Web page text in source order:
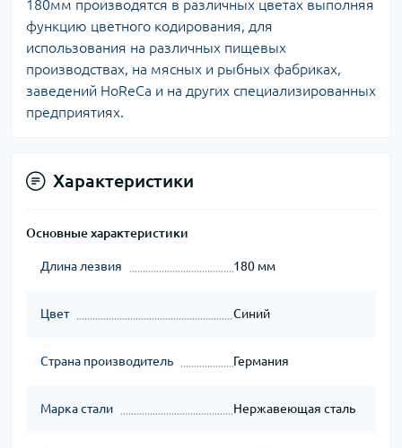
180мм производятся в различных цветах выполняя
функцию цветного кодирования, для
использования на различных пищевых
производствах, на мясных и рыбных фабриках,
заведений HoReCa и на других специализированных
предприятиях.
Характеристики
Основные характеристики
Длина лезвия 180 мм
Цвет Синий
Страна производитель Германия
Марка стали Нержавеющая сталь